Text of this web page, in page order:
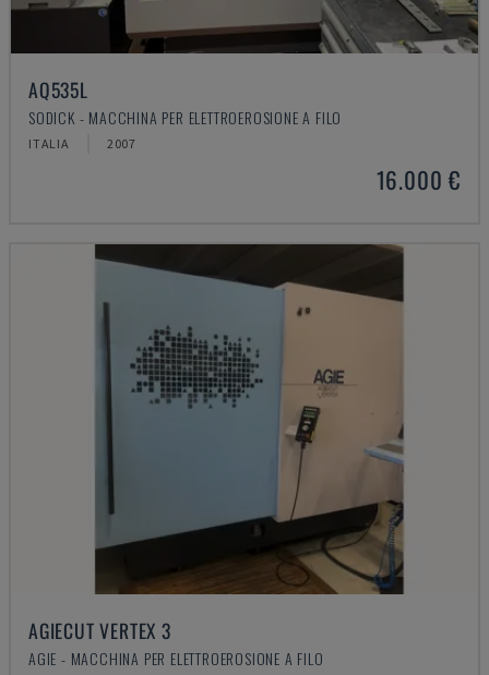
AQ535L
SODICK - MACCHINA PER ELETTROEROSIONE A FILO
ITALIA 2007
16.000 €
AGIECUT VERTEX 3
AGIE - MACCHINA PER ELETTROEROSIONE A FILO